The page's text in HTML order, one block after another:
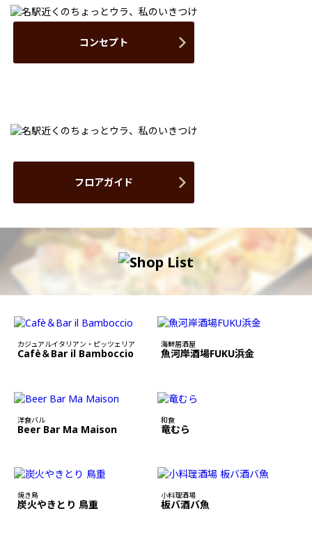
コンセプト
フロアガイド
カジュアルイタリアン・ピッツェリア
Cafè＆Bar il Bamboccio
海鮮居酒屋
魚河岸酒場FUKU浜金
洋食バル
Beer Bar Ma Maison
和食
竜むら
焼き鳥
炭火やきとり 鳥重
小料理酒場
板バ酒バ魚